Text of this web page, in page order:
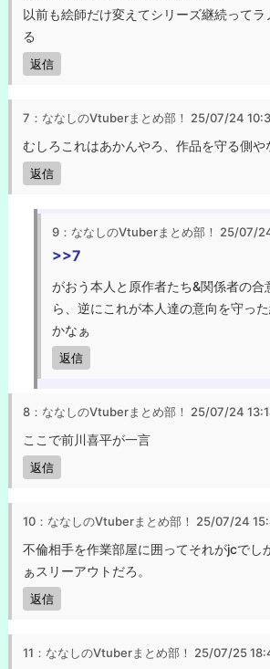
以前も絵師だけ変えてシリーズ継続って
る
返信
7：ななしのVtuberまとめ部！ 25/07/24
むしろこれはあかんやろ、作品を守る側や
返信
9：ななしのVtuberまとめ部！ 25/07/
>>7
がおう本人と原作者たち&関係者の合
ら、逆にこれが本人達の意向を守っ
かなぁ
返信
8：ななしのVtuberまとめ部！ 25/07/24
ここで前川喜平が一言
返信
10：ななしのVtuberまとめ部！ 25/07/24
不倫相手を作業部屋に囲ってそれがjcでし
ぁスリーアウトだろ。
返信
11：ななしのVtuberまとめ部！ 25/07/25